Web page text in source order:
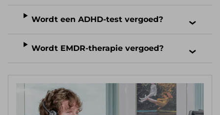
Wordt een ADHD-test vergoed?
Wordt EMDR-therapie vergoed?